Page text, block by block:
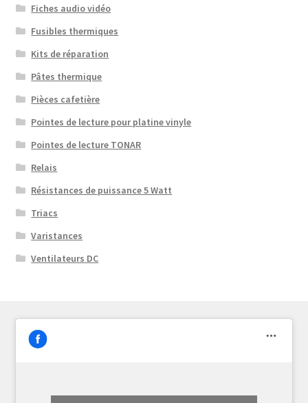
Fiches audio vidéo
Fusibles thermiques
Kits de réparation
Pâtes thermique
Pièces cafetière
Pointes de lecture pour platine vinyle
Pointes de lecture TONAR
Relais
Résistances de puissance 5 Watt
Triacs
Varistances
Ventilateurs DC